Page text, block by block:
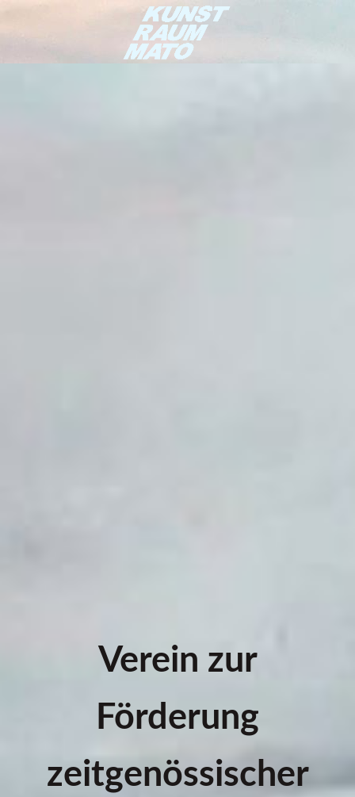
Verein zur
Förderung
zeitgenössischer